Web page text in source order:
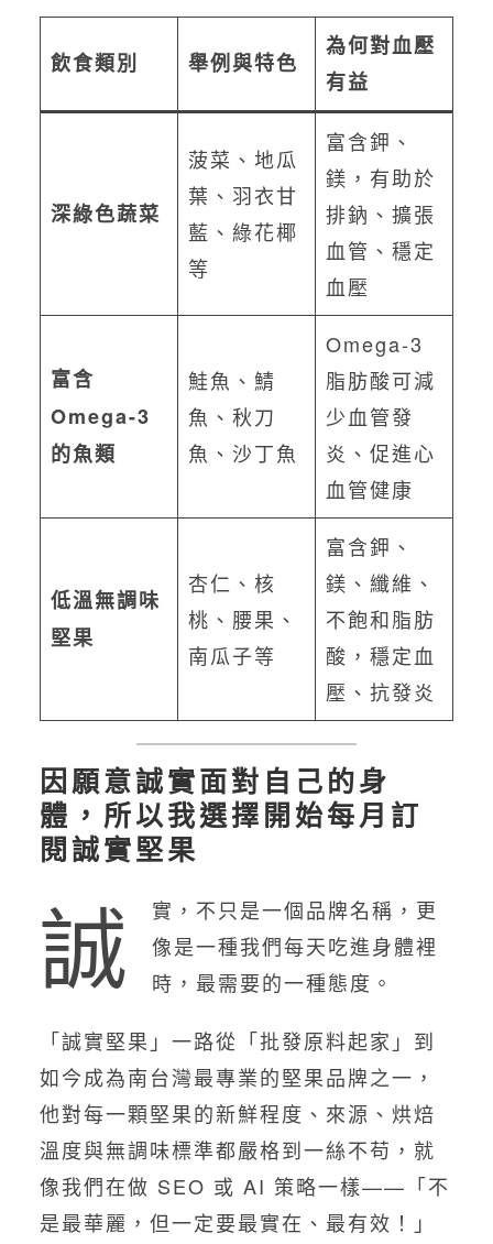
飲食類別 舉例與特色
為何對血壓
有益
深綠色蔬菜
菠菜、地瓜
葉、羽衣甘
藍、綠花椰
等
富含鉀、
鎂，有助於
排鈉、擴張
血管、穩定
血壓
富含
Omega-3
的魚類
鮭魚、鯖
魚、秋刀
魚、沙丁魚
Omega-3
脂肪酸可減
少血管發
炎、促進心
血管健康
低溫無調味
堅果
杏仁、核
桃、腰果、
南瓜子等
富含鉀、
鎂、纖維、
不飽和脂肪
酸，穩定血
壓、抗發炎
因願意誠實面對自己的身
體，所以我選擇開始每月訂
閱誠實堅果
誠
實，不只是一個品牌名稱，更
像是一種我們每天吃進身體裡
時，最需要的一種態度。
「誠實堅果」一路從「批發原料起家」到
如今成為南台灣最專業的堅果品牌之一，
他對每一顆堅果的新鮮程度、來源、烘焙
溫度與無調味標準都嚴格到一絲不苟，就
像我們在做 SEO 或 AI 策略一樣——「不
是最華麗，但一定要最實在、最有效！」